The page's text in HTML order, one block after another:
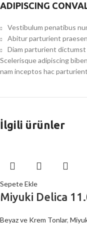
ADIPISCING
Vestibulum penatibus
Abitur parturient
Diam parturient
Scelerisque adipiscing
nam inceptos hac
İlgili ürünler
Sepete Ekle
Miyuki Delica
Beyaz ve Krem Tonlar,